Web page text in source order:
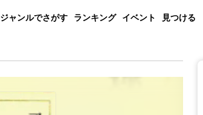
ジャンルでさがす ランキング イベント 見つける